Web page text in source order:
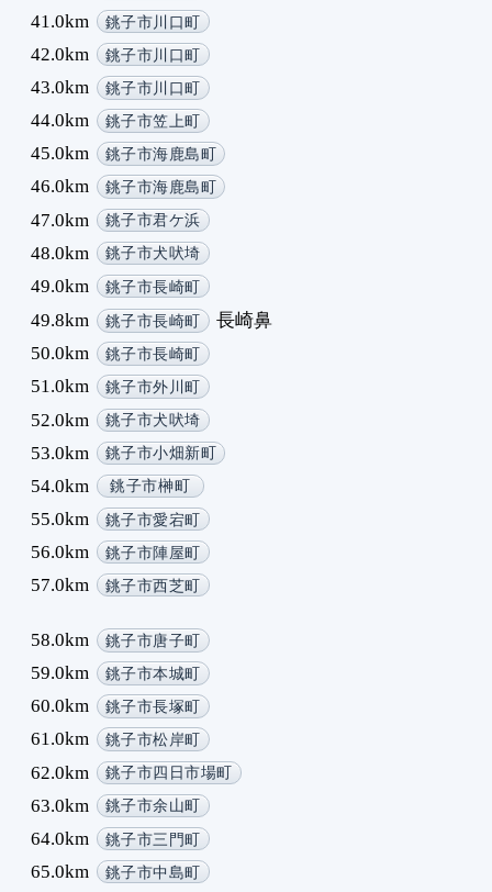
41.0km 銚子市川口町
42.0km 銚子市川口町
43.0km 銚子市川口町
44.0km 銚子市笠上町
45.0km 銚子市海鹿島町
46.0km 銚子市海鹿島町
47.0km 銚子市君ケ浜
48.0km 銚子市犬吠埼
49.0km 銚子市長崎町
49.8km 銚子市長崎町
長崎鼻
50.0km
銚子市長崎町
51.0km 銚子市外川町
52.0km 銚子市犬吠埼
53.0km 銚子市小畑新町
54.0km 銚子市榊町
55.0km 銚子市愛宕町
56.0km 銚子市陣屋町
57.0km 銚子市西芝町
58.0km 銚子市唐子町
59.0km 銚子市本城町
60.0km 銚子市長塚町
61.0km 銚子市松岸町
62.0km 銚子市四日市場町
63.0km 銚子市余山町
64.0km 銚子市三門町
65.0km 銚子市中島町